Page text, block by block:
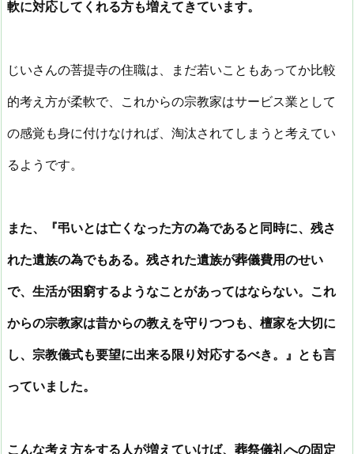
軟に対応してくれる方も増えてきています。
じいさんの菩提寺の住職は、まだ若いこともあってか比較
的考え方が柔軟で、これからの宗教家はサービス業として
の感覚も身に付けなければ、淘汰されてしまうと考えてい
るようです。
また、『弔いとは亡くなった方の為であると同時に、残さ
れた遺族の為でもある。残された遺族が葬儀費用のせい
で、生活が困窮するようなことがあってはならない。これ
からの宗教家は昔からの教えを守りつつも、檀家を大切に
し、宗教儀式も要望に出来る限り対応するべき。』とも言
っていました。
こんな考え方をする人が増えていけば、葬祭儀礼への固定